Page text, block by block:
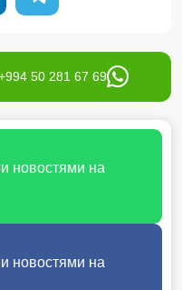
50 281 67 69
новостями на
новостями на